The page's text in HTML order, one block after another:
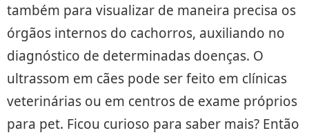
também para visualizar de maneira precisa os
órgãos internos do cachorros, auxiliando no
diagnóstico de determinadas doenças. O
ultrassom em cães pode ser feito em clínicas
veterinárias ou em centros de exame próprios
para pet. Ficou curioso para saber mais? Então